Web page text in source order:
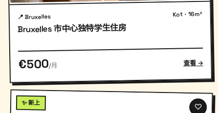
📍 Bruxelles Kot · 16m²
Bruxelles 市中心独特学生住房
€500/月 查看 →
✨ 新上 ♡